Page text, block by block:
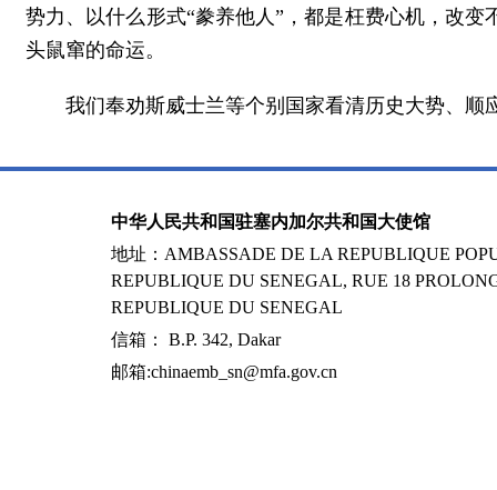
势力、以什么形式“豢养他人”，都是枉费心机，改
头鼠窜的命运。
我们奉劝斯威士兰等个别国家看清历史大势、顺
中华人民共和国驻塞内加尔共和国大使馆
地址：AMBASSADE DE LA REPUBLIQUE
REPUBLIQUE DU SENEGAL, RUE 18
REPUBLIQUE DU SENEGAL
信箱： B.P. 342, Dakar
邮箱:chinaemb_sn@mfa.gov.cn